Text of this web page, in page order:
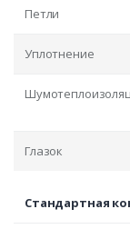
Петли
Уплотнение
Глазок
Стандартная